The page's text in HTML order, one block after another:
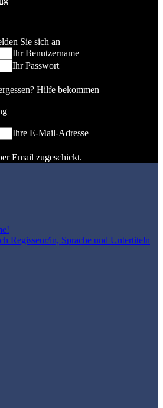
Sie sich an
Ihr Benutzername
Ihr Passwort
Hilfe bekommen
Ihre E-Mail-Adresse
Email zugeschickt.
Regisseur/in, Sprache und Untertiteln